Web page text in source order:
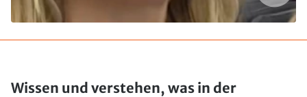
Wissen und verstehen, was in der